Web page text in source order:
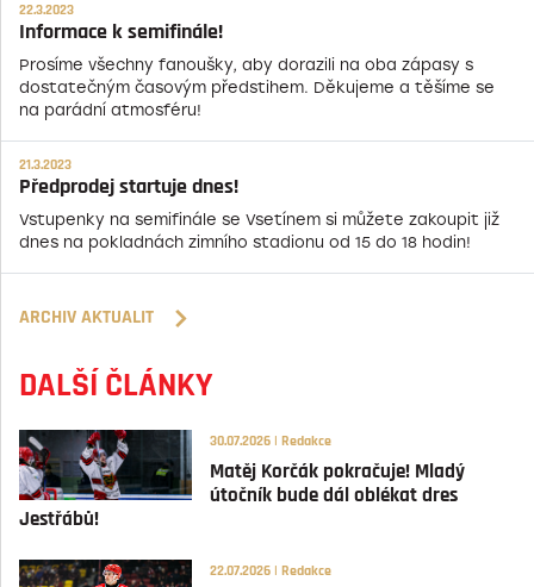
22.3.2023
Informace k semifinále!
Prosíme všechny fanoušky, aby dorazili na oba zápasy s
dostatečným časovým předstihem. Děkujeme a těšíme se
na parádní atmosféru!
21.3.2023
Předprodej startuje dnes!
Vstupenky na semifinále se Vsetínem si můžete zakoupit již
dnes na pokladnách zimního stadionu od 15 do 18 hodin!
ARCHIV AKTUALIT
DALŠÍ ČLÁNKY
30.07.2026 | Redakce
Matěj Korčák pokračuje! Mladý
útočník bude dál oblékat dres
Jestřábů!
22.07.2026 | Redakce